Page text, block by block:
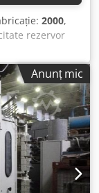
2000,
rezervor
3 ani de
bare „IEMCA”
de ulei
Nmb Hjtsck
evacuare a
sculelor -
- Unități
840” -
inspecție -
Anunț mic